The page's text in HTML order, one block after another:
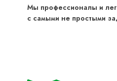
Мы профессионалы и
с самыми не простыми